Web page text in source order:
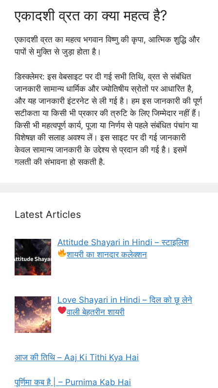
एकादशी व्रत का क्या महत्व है?
एकादशी व्रत का महत्व भगवान विष्णु की कृपा, आत्मिक शुद्धि और
पापों से मुक्ति से जुड़ा होता है।
डिस्क्लेमर: इस वेबसाइट पर दी गई सभी तिथि, व्रत से संबंधित
जानकारी सामान्य धार्मिक और ज्योतिषीय स्रोतों पर आधारित है,
और यह जानकारी इंटरनेट से ली गई है। हम इस जानकारी की पूर्ण
सटीकता या किसी भी प्रकार की त्रुटि के लिए जिम्मेदार नहीं हैं।
किसी भी महत्वपूर्ण कार्य, पूजा या निर्णय से पहले संबंधित पंचांग या
विशेषज्ञ की सलाह अवश्य लें। इस साइट पर दी गई जानकारी
केवल सामान्य जानकारी के उद्देश्य से प्रदान की गई है। इसमें
गलती की संभावना हो सकती है.
Latest Articles
Attitude Shayari in Hindi – स्टाइलिश
शायरी का शानदार कलेक्शन
Love Shayari in Hindi – दिल को छू लेने
वाली बेहतरीन शायरी
आज की तिथि – Aaj Ki Tithi Kya Hai
पूर्णिमा कब है | – Purnima Kab Hai